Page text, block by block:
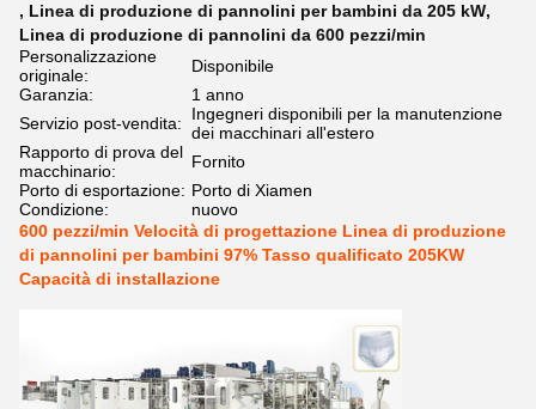
, Linea di produzione di pannolini per bambini da 205 kW,
Linea di produzione di pannolini da 600 pezzi/min
Personalizzazione
originale:
Disponibile
Garanzia:
1 anno
Servizio post-vendita:
Ingegneri disponibili per la manutenzione
dei macchinari all'estero
Rapporto di prova del
macchinario:
Fornito
Porto di esportazione: Porto di Xiamen
Condizione:
nuovo
600 pezzi/min Velocità di progettazione Linea di produzione
di pannolini per bambini 97% Tasso qualificato 205KW
Capacità di installazione